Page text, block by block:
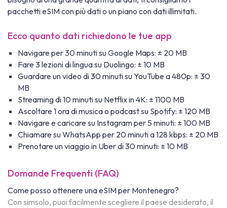
pacchetti eSIM con più dati o un piano con dati illimitati.
Ecco quanto dati richiedono le tue app
Navigare per 30 minuti su Google Maps: ± 20 MB
Fare 3 lezioni di lingua su Duolingo: ± 10 MB
Guardare un video di 30 minuti su YouTube a 480p: ± 30
MB
Streaming di 10 minuti su Netflix in 4K: ± 1100 MB
Ascoltare 1 ora di musica o podcast su Spotify: ± 120 MB
Navigare e caricare su Instagram per 5 minuti: ± 100 MB
Chiamare su WhatsApp per 20 minuti a 128 kbps: ± 20 MB
Prenotare un viaggio in Uber di 30 minuti: ± 10 MB
Domande Frequenti (FAQ)
Come posso ottenere una eSIM per Montenegro?
Con simsolo, puoi facilmente scegliere il paese desiderato, il